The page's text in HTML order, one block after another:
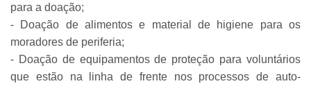
para a doação;
- Doação de alimentos e material de higiene para os
moradores de periferia;
- Doação de equipamentos de proteção para voluntários
que estão na linha de frente nos processos de auto-